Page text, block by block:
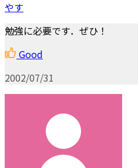
やす
勉強に必要です．ぜひ！
Good
2002/07/31